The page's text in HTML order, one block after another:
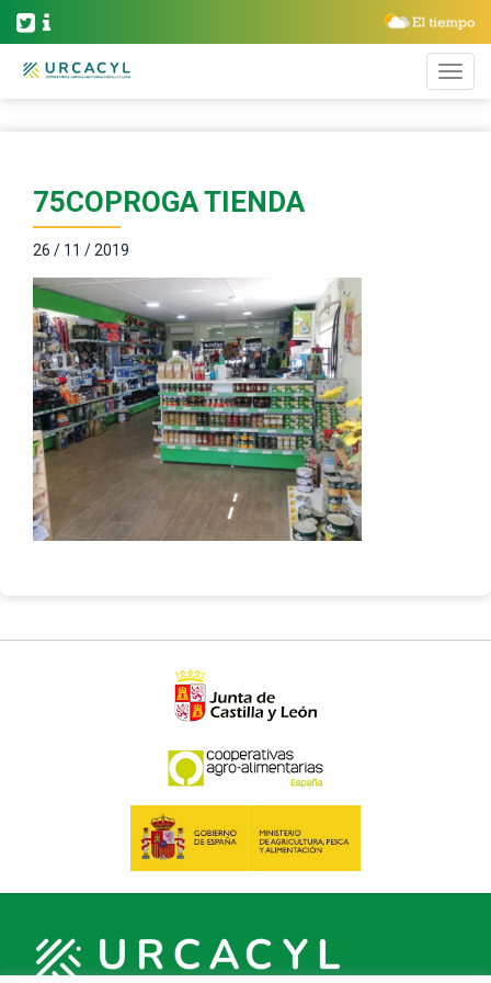
75COPROGA TIENDA
26 / 11 / 2019